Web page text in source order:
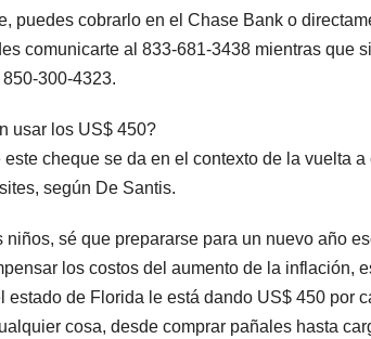
puedes cobrarlo en el Chase Bank o
comunicarte al 833-681-3438 mientras que
300-4323.
usar los US$ 450?
cheque se da en el contexto de la vuelta
según De Santis.
niños, sé que prepararse para un nuevo año
los costos del aumento de la inflación,
estado de Florida le está dando US$ 450 por
cosa, desde comprar pañales hasta